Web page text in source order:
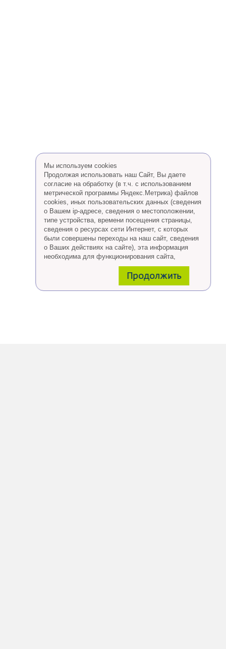
Мы используем cookies
Продолжая использовать наш Сайт, Вы даете
согласие на обработку (в т.ч. с использованием
метрической программы Яндекс.Метрика) файлов
cookies, иных пользовательских данных (сведения
о Вашем ip-адресе, сведения о местоположении,
типе устройства, времени посещения страницы,
сведения о ресурсах сети Интернет, с которых
были совершены переходы на наш сайт, сведения
о Ваших действиях на сайте), эта информация
необходима для функционирования сайта,
проведения ретаргетинга, а также статистических
Eсли Вы согласны, продолжайте пользоваться
сайтом, если Вы не хотите, чтобы Ваши данные
Продолжить